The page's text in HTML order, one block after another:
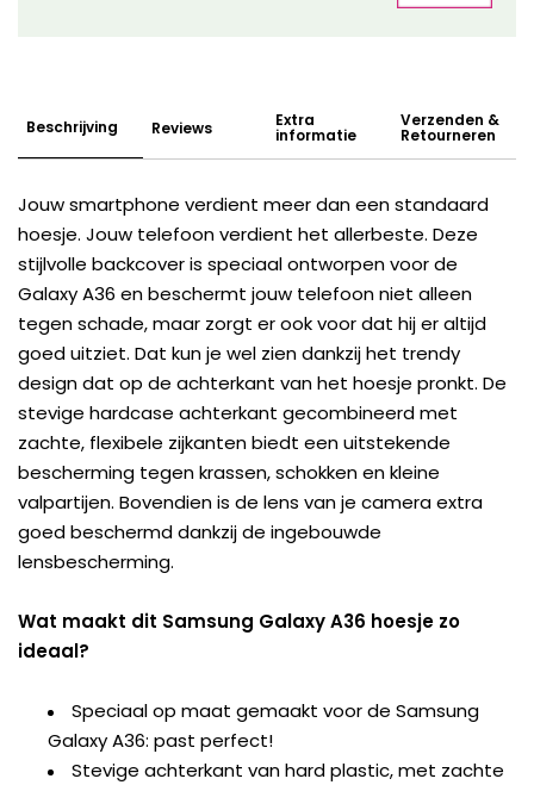
Beschrijving Reviews Extra
informatie
Verzenden &
Retourneren
Jouw smartphone verdient meer dan een standaard
hoesje. Jouw telefoon verdient het allerbeste. Deze
stijlvolle backcover is speciaal ontworpen voor de
Galaxy A36 en beschermt jouw telefoon niet alleen
tegen schade, maar zorgt er ook voor dat hij er altijd
goed uitziet. Dat kun je wel zien dankzij het trendy
design dat op de achterkant van het hoesje pronkt. De
stevige hardcase achterkant gecombineerd met
zachte, flexibele zijkanten biedt een uitstekende
bescherming tegen krassen, schokken en kleine
valpartijen. Bovendien is de lens van je camera extra
goed beschermd dankzij de ingebouwde
lensbescherming.
Wat maakt dit Samsung Galaxy A36 hoesje zo
ideaal?
Speciaal op maat gemaakt voor de Samsung
Galaxy A36: past perfect!
Stevige achterkant van hard plastic, met zachte